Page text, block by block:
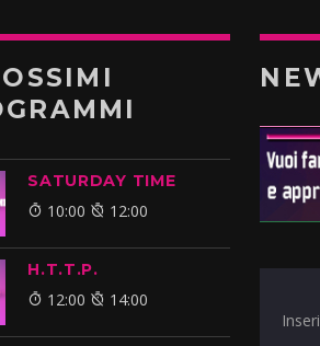
SATURDAY TIME
10:00 12:00
H.T.T.P.
12:00 14:00